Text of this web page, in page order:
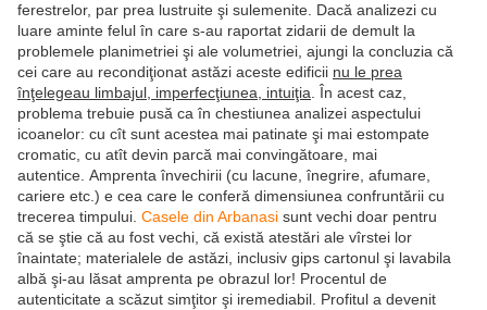
ferestrelor, par prea lustruite şi sulemenite. Dacă analizezi cu
luare aminte felul în care s-au raportat zidarii de demult la
problemele planimetriei şi ale volumetriei, ajungi la concluzia că
cei care au recondiţionat astăzi aceste edificii nu le prea
înţelegeau limbajul, imperfecţiunea, intuiţia . În acest caz,
problema trebuie pusă ca în chestiunea analizei aspectului
icoanelor: cu cît sunt acestea mai patinate şi mai estompate
cromatic, cu atît devin parcă mai convingătoare, mai
autentice. Amprenta învechirii (cu lacune, înegrire, afumare,
cariere etc.) e cea care le conferă dimensiunea confruntării cu
trecerea timpului. Casele din Arbanasi sunt vechi doar pentru
că se ştie că au fost vechi, că există atestări ale vîrstei lor
înaintate; materialele de astăzi, inclusiv gips cartonul şi lavabila
albă şi-au lăsat amprenta pe obrazul lor! Procentul de
autenticitate a scăzut simţitor şi iremediabil. Profitul a devenit